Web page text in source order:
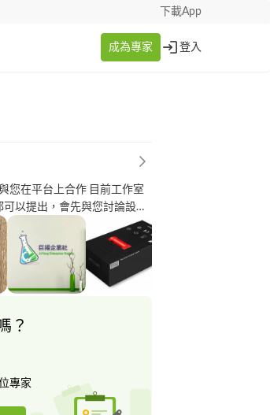
下載App
成為專家 登入
您在平台上合作 目前工作室
以提出，會先與您討論設計
部詳細討論完後會擬定報價
上，請客戶務必遵守。 設計
一些合作幫忙製作和印刷的
、知道客戶想要的最終樣式是
的還要好。
？
專家